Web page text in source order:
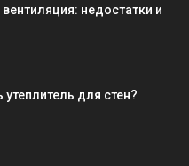
недостатки и
для стен?